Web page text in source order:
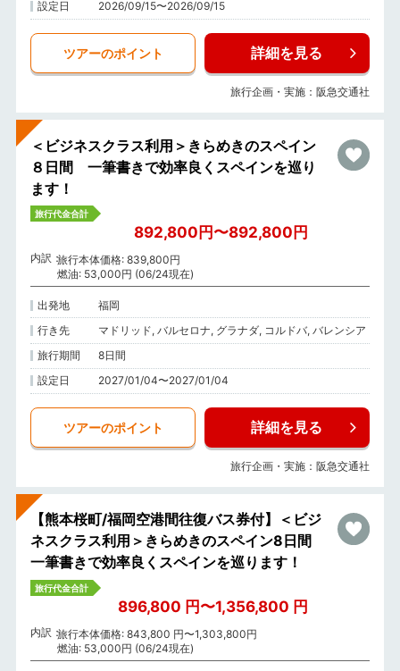
設定日 2026/09/15〜2026/09/15
ツアーのポイント 詳細を見る
旅行企画・実施：阪急交通社
＜ビジネスクラス利用＞きらめきのスペイン
８日間 一筆書きで効率良くスペインを巡り
ます！
旅行代金合計
892,800円〜892,800円
内訳 旅行本体価格: 839,800円
燃油: 53,000円 (06/24現在)
出発地
福岡
行き先
マドリッド, バルセロナ, グラナダ, コルドバ, バレンシア
旅行期間
8日間
設定日
2027/01/04〜2027/01/04
ツアーのポイント 詳細を見る
旅行企画・実施：阪急交通社
【熊本桜町/福岡空港間往復バス券付】＜ビジ
ネスクラス利用＞きらめきのスペイン8日間
一筆書きで効率良くスペインを巡ります！
旅行代金合計
896,800 円〜1,356,800 円
内訳 旅行本体価格: 843,800 円〜1,303,800円
燃油: 53,000円 (06/24現在)